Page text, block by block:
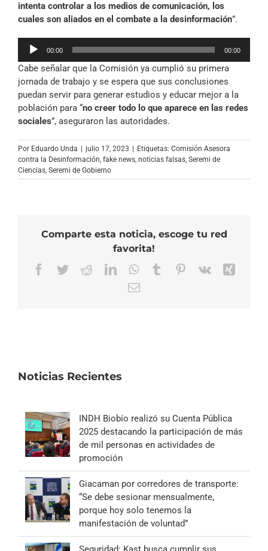
intenta controlar a los medios de comunicación, los
cuales son aliados en el combate a la desinformación”.
Reproductor
audio
00:00 00:00
Cabe señalar que la Comisión ya cumplió su primera
jornada de trabajo y se espera que sus conclusiones
puedan servir para generar estudios y educar mejor a la
población para “no creer todo lo que aparece en las redes
sociales”, aseguraron las autoridades.
Por Eduardo Unda julio 17, 2023 Etiquetas: Comisión Asesora
contra la Desinformación, fake news, noticias falsas, Seremi de
Ciencias, Seremi de Gobierno
Comparte esta noticia, escoge tu red
favorita!
Facebook
TwitterRedditLinkedInWhatsApp
TumblrPinterest
Vk
Correo
Noticias Recientes
INDH Biobío realizó su Cuenta Pública
2025 destacando la participación de más
de mil personas en actividades de
promoción
Giacaman por corredores de transporte:
“Se debe sesionar mensualmente,
porque hoy solo tenemos la
manifestación de voluntad”